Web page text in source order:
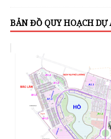
BẢN ĐỒ QUY HOẠCH